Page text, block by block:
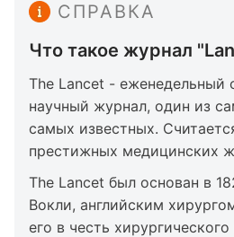
СПРАВКА
Что такое журнал
The Lancet - еженедельный
научный журнал, один из
самых известных.
престижных медицинских
The Lancet был основан в
Вокли, английским
его в честь